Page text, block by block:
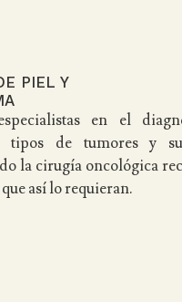
PIEL Y
en el
tipos de tumores y
la cirugía oncológica
así lo requieran.